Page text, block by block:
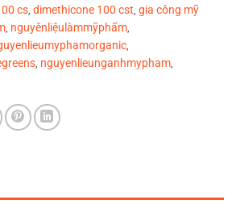
cs dimethicone 100 cst gia công mỹ
nguyênliệulàmmỹphẩm
nguyenlieunganhmypham